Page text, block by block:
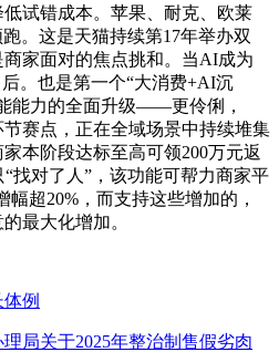
试错成本。苹果、耐克、欧莱
。这是天猫持续第17年举办双
家面对的焦点挑和。当AI成为
。也是第一个“大消费+AI沉
能力的全面升级——更伶俐，
节赛点，正在全域场景中持续堆集
本阶段达标至高可领200万元返
找对了人”，该功能可帮力商家平
超20%，而支持这些增加的，
最大化增加。
例
局关于2025年整治制售假劣肉